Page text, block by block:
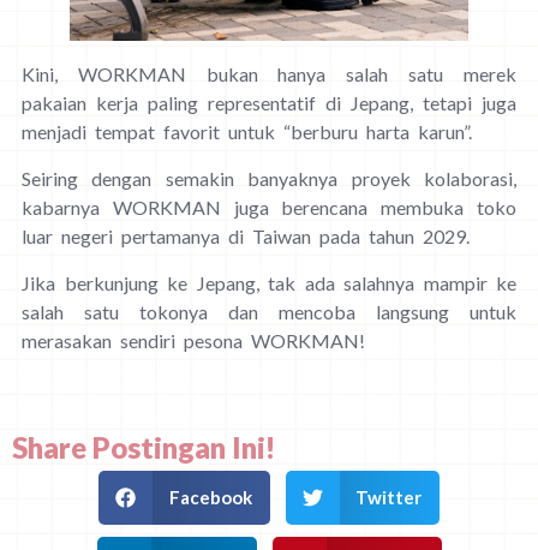
Kini, WORKMAN bukan hanya salah satu merek
pakaian kerja paling representatif di Jepang, tetapi juga
menjadi tempat favorit untuk “berburu harta karun”.
Seiring dengan semakin banyaknya proyek kolaborasi,
kabarnya WORKMAN juga berencana membuka toko
luar negeri pertamanya di Taiwan pada tahun 2029.
Jika berkunjung ke Jepang, tak ada salahnya mampir ke
salah satu tokonya dan mencoba langsung untuk
merasakan sendiri pesona WORKMAN!
Share Postingan Ini!
Facebook Twitter